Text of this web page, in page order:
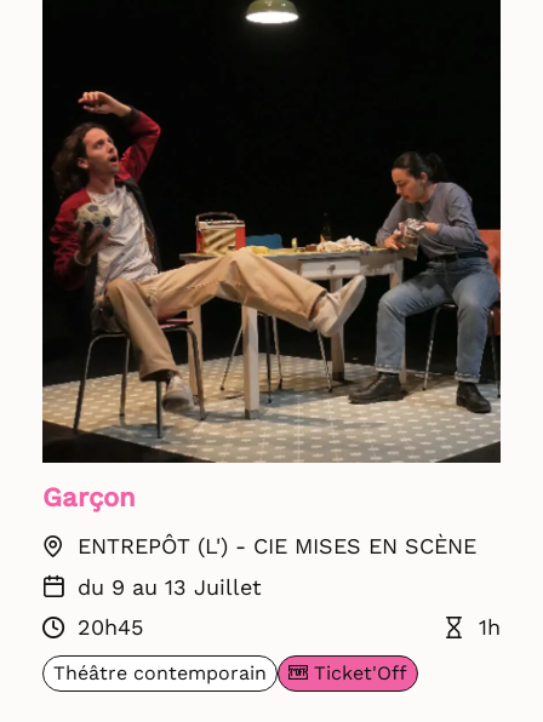
Garçon
ENTREPÔT (L') - CIE MISES EN SCÈNE
du 9 au 13 Juillet
20h45
1h
Théâtre contemporain Ticket'Off